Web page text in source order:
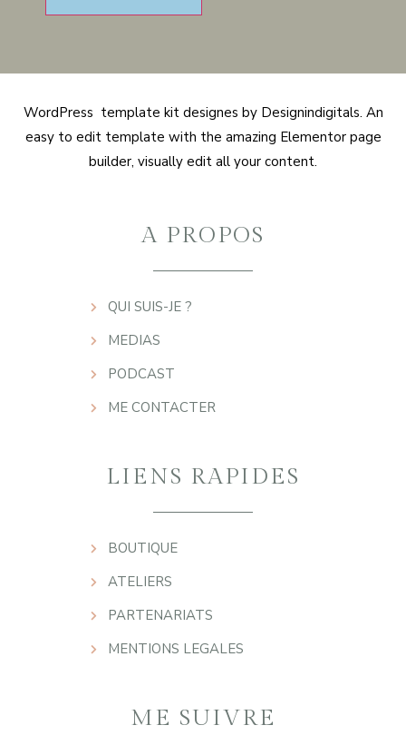
WordPress template kit designes by Designindigitals. An
easy to edit template with the amazing Elementor page
builder, visually edit all your content.
A PROPOS
QUI SUIS-JE ?
MEDIAS
PODCAST
ME CONTACTER
LIENS RAPIDES
BOUTIQUE
ATELIERS
PARTENARIATS
MENTIONS LEGALES
ME SUIVRE